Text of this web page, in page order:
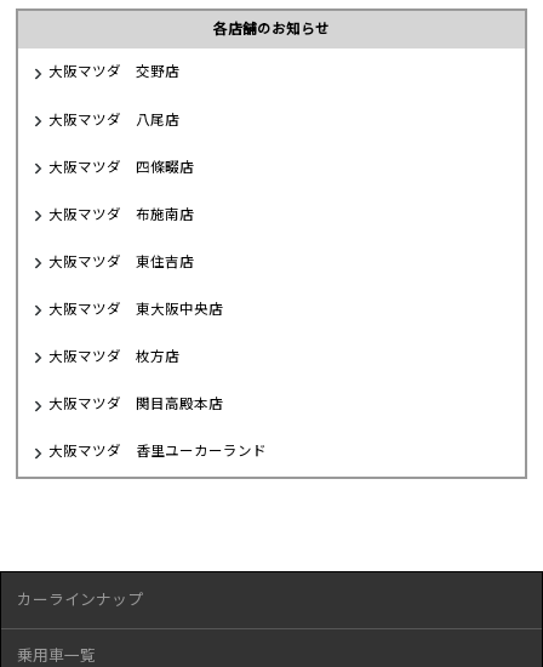
各店舗のお知らせ
大阪マツダ 交野店
大阪マツダ 八尾店
大阪マツダ 四條畷店
大阪マツダ 布施南店
大阪マツダ 東住吉店
大阪マツダ 東大阪中央店
大阪マツダ 枚方店
大阪マツダ 関目高殿本店
大阪マツダ 香里ユーカーランド
カーラインナップ
乗用車一覧